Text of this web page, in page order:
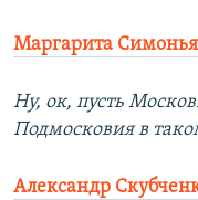
Маргарита
Ну, ок, пусть
Подмосковия в
Александр